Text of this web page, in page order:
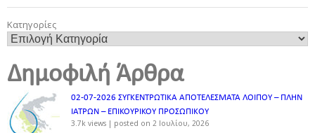
Κατηγορίες
Δημοφιλή Άρθρα
02-07-2026 ΣΥΓΚΕΝΤΡΩΤΙΚΑ ΑΠΟΤΕΛΕΣΜΑΤΑ ΛΟΙΠΟΥ – ΠΛΗΝ
ΙΑΤΡΩΝ – ΕΠΙΚΟΥΡΙΚΟΥ ΠΡΟΣΩΠΙΚOY
3.7k views | posted on 2 Ιουλίου, 2026